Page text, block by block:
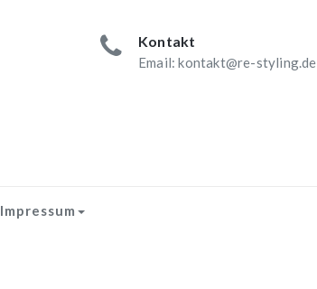
Kontakt
Email: kontakt@re-styling.de
Impressum